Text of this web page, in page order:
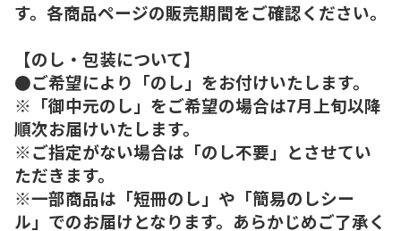
す。各商品ページの販売期間をご確認ください。
【のし・包装について】
●ご希望により「のし」をお付けいたします。
※「御中元のし」をご希望の場合は7月上旬以降
順次お届けいたします。
※ご指定がない場合は「のし不要」とさせてい
ただきます。
※一部商品は「短冊のし」や「簡易のしシー
ル」でのお届けとなります。あらかじめご了承く